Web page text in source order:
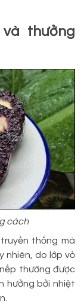
thưởng
cách
thống mà
nhiên, do lớp vỏ
thường được
hưởng bởi nhiệt